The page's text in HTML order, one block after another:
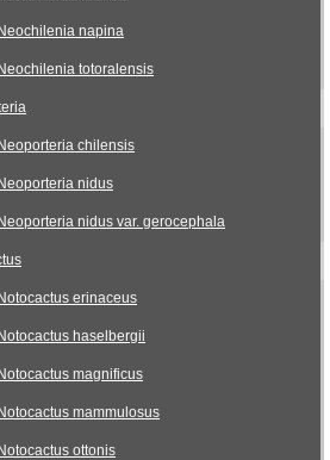
Neochilenia napina
Neochilenia totoralensis
Neoporteria chilensis
Neoporteria nidus
Neoporteria nidus var. gerocephala
Notocactus erinaceus
Notocactus haselbergii
Notocactus magnificus
Notocactus mammulosus
Notocactus ottonis